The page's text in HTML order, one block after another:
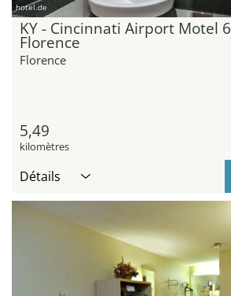
hotel.de
KY - Cincinnati Airport Motel 6
Florence
Florence
5,49
kilomètres
Détails